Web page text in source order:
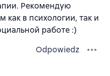
Рекомендую
в психологии, так и
работе :)
Odpowiedz